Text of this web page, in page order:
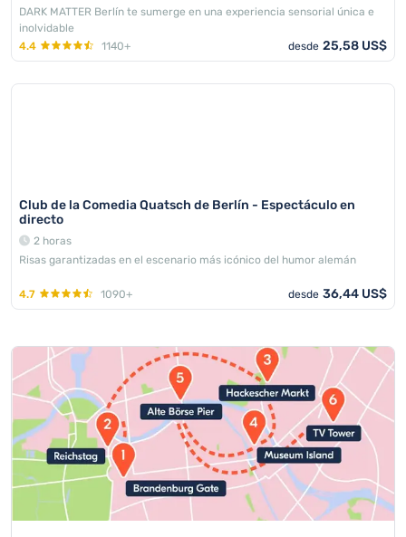
DARK MATTER Berlín te sumerge en una experiencia sensorial única e
inolvidable
4.4
1140+ desde 25,58 US$
Club de la Comedia Quatsch de Berlín - Espectáculo en
directo
2 horas
Risas garantizadas en el escenario más icónico del humor alemán
4.7 1090+ desde 36,44 US$